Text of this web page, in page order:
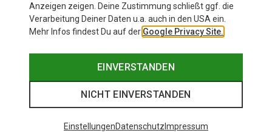
Anzeigen zeigen. Deine Zustimmung schließt ggf. die
Verarbeitung Deiner Daten u.a. auch in den USA ein.
Mehr Infos findest Du auf der Google Privacy Site.
EINVERSTANDEN
NICHT EINVERSTANDEN
EinstellungenDatenschutz Impressum